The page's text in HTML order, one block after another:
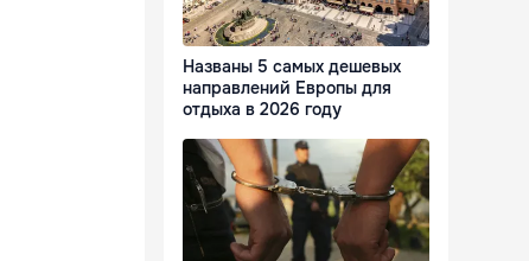
Названы 5 самых дешевых
направлений Европы для
отдыха в 2026 году